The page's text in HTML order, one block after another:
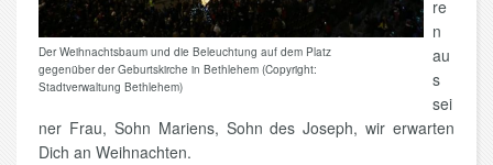
Der Weihnachtsbaum und die Beleuchtung auf dem Platz
gegenüber der Geburtskirche in Bethlehem (Copyright:
Stadtverwaltung Bethlehem)
re
n
au
s
sei
ner Frau, Sohn Mariens, Sohn des Joseph, wir erwarten
Dich an Weihnachten.